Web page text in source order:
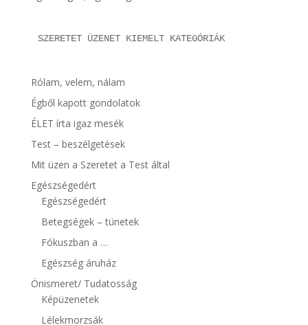
SZERETET ÜZENET KIEMELT KATEGÓRIÁK
Rólam, velem, nálam
Égből kapott gondolatok
ÉLET írta igaz mesék
Test – beszélgetések
Mit üzen a Szeretet a Test által
Egészségedért
Egészségedért
Betegségek – tünetek
Fókuszban a …
Egészség áruház
Önismeret/ Tudatosság
Képüzenetek
Lélekmorzsák